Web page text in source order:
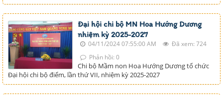
Đại hội chi bộ MN Hoa Hướng Dương
nhiệm kỳ 2025-2027
04/11/2024 07:55:00 AM
Đã xem: 724
Phản hồi: 0
Chi bộ Mầm non Hoa Hướng Dương tổ chức
Đại hội chi bộ điểm, lần thứ VII, nhiệm kỳ 2025-2027